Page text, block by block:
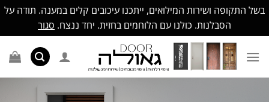
בשל התקופה ושירות המילואים, ייתכנו עיכובים קלים במענה. תודה על
הסבלנות. כולנו עם הלוחמים בחזית. יחד ננצח. סגור
content